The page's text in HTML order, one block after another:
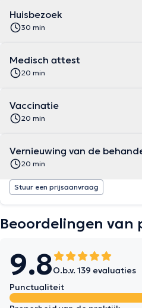
Huisbezoek
30 min
Medisch attest
20 min
Vaccinatie
20 min
Vernieuwing van de
20 min
Stuur een prijsaanvraag
Beoordelingen van
9.8O.b.v. 139 evaluaties
Punctualiteit